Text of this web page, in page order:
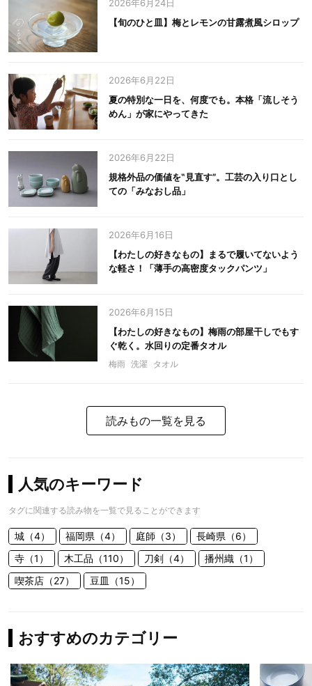
2026年6月24日
【旬のひと皿】梅とレモンの甘露煮風シロップ
2026年6月22日
夏の特別な一日を、何度でも。本格「流しそう
めん」が家にやってきた
2026年6月22日
規格外品の価値を‟見直す”。工芸の入り口とし
ての「みなおし品」
2026年6月16日
【わたしの好きなもの】まるで履いてないよう
な軽さ！「薄手の高密度タックパンツ」
2026年6月15日
【わたしの好きなもの】梅雨の部屋干しでもす
ぐ乾く。水回りの定番タオル
梅雨 洗濯 タオル
読みもの一覧を見る
人気のキーワード
タグに関連する読み物を一覧で見ることができます
城（4） 福岡県（4） 庭師（3）
長崎県（6）
寺（1）
木工品（110） 刀剣（4）
播州織（1）
喫茶店（27）
豆皿（15）
おすすめのカテゴリー